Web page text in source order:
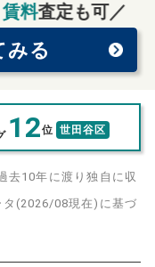
賃料査定も可／
みる
12位 世田谷区
去10年に渡り独自に収
タ(2026/08現在)に基づ